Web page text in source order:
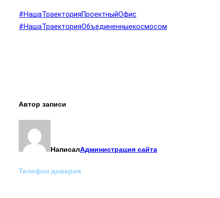
#НашаТраекторияПроектныйОфис
#НашаТраекторияОбъединенныекосмосом
Автор записи
НаписалАдминистрация сайта
Телефон доверия